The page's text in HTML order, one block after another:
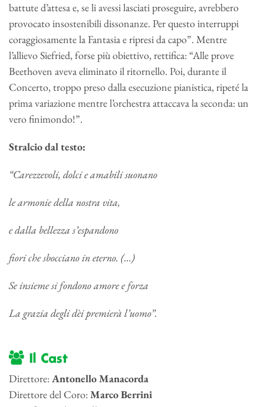
battute d’attesa e, se li avessi lasciati proseguire, avrebbero
provocato insostenibili dissonanze. Per questo interruppi
coraggiosamente la Fantasia e ripresi da capo”. Mentre
l’allievo Siefried, forse più obiettivo, rettifica: “Alle prove
Beethoven aveva eliminato il ritornello. Poi, durante il
Concerto, troppo preso dalla esecuzione pianistica, ripeté la
prima variazione mentre l’orchestra attaccava la seconda: un
vero finimondo!”.
Stralcio dal testo:
“Carezzevoli, dolci e amabili suonano
le armonie della nostra vita,
e dalla bellezza s’espandono
fiori che sbocciano in eterno. (…)
Se insieme si fondono amore e forza
La grazia degli dèi premierà l’uomo”.
Il Cast
Direttore:Antonello Manacorda
Direttore del Coro:Marco Berrini